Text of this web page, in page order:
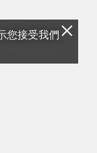
您接受我們